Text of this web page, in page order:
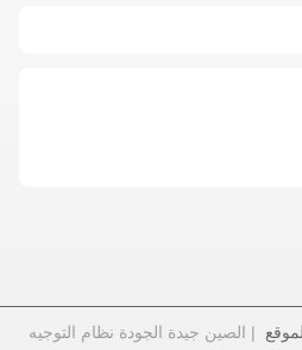
الجودة نظام التوجيه